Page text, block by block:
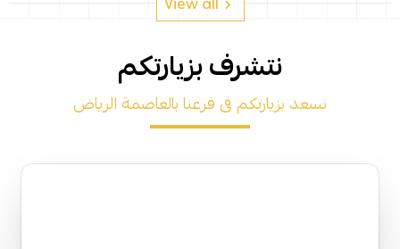
نتشرف بزيارتكم
نسعد بزيارتكم فى فرعنا بالعاصمة الرياض